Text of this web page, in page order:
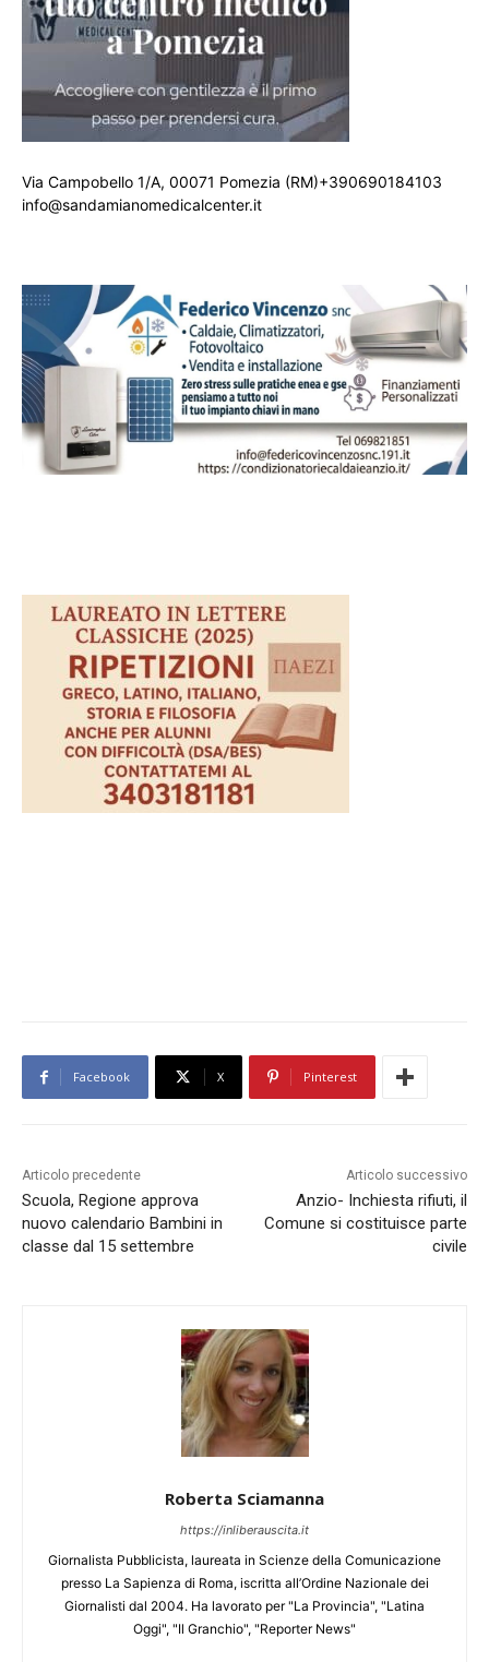
Via Campobello 1/A, 00071 Pomezia (RM)+390690184103
info@sandamianomedicalcenter.it
Facebook X Pinterest
Articolo precedente
Scuola, Regione approva
nuovo calendario Bambini in
classe dal 15 settembre
Articolo successivo
Anzio- Inchiesta rifiuti, il
Comune si costituisce parte
civile
Roberta Sciamanna
https://inliberauscita.it
Giornalista Pubblicista, laureata in Scienze della Comunicazione
presso La Sapienza di Roma, iscritta all’Ordine Nazionale dei
Giornalisti dal 2004. Ha lavorato per "La Provincia", "Latina
Oggi", "Il Granchio", "Reporter News"